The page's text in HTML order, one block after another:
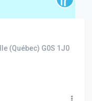
(Québec) G0S 1J0